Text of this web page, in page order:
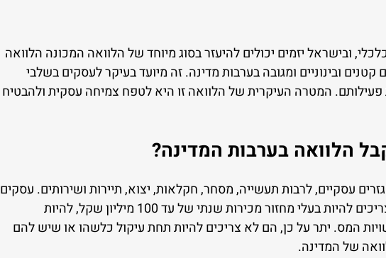
ובישראל יזמים יכולים להיעזר בסוג מיוחד של הלוואה המכונה הלוואה
ובינוניים ומגובה בערבות מדינה. זה מיועד בעיקר לעסקים בשלבי
המטרה העיקרית של הלוואה זו היא לטפח צמיחה עסקית ולהבטיח
הלוואה בערבות המדינה?
עסקיים, לרבות תעשייה, מסחר, חקלאות, יצוא, תיירות ושירותים. עסקים
זכאים חייבים לעמוד בקריטריונים מסוימים: הם צריכים להיות בעלי מחזור מכירות שנתי של עד 100 מיליון שקל, להיות
המס. יתר על כן, הם לא צריכים להיות תחת עיקול כלשהו או שיש להם
של המדינה.